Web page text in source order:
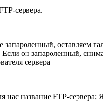
сервера.
запароленный, оставляем
он запароленный,
сервера.
нас название FTP-сервера;